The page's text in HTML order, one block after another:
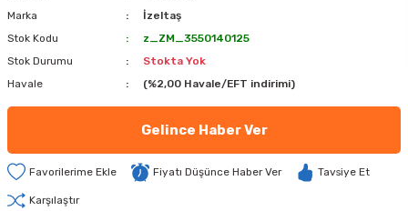
Marka
İzeltaş
Stok Kodu
z_ZM_3550140125
Stok Durumu
Stokta Yok
Havale
(%2,00 Havale/EFT indirimi)
Gelince Haber Ver
Fiyatı Düşünce Haber Ver Tavsiye Et
Karşılaştır